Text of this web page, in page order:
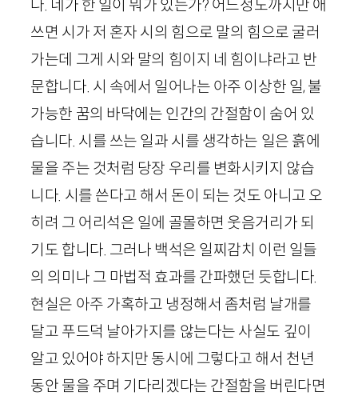
다. 네가 한 일이 뭐가 있는가? 어느정도까지만 애
쓰면 시가 저 혼자 시의 힘으로 말의 힘으로 굴러
가는데 그게 시와 말의 힘이지 네 힘이냐라고 반
문합니다. 시 속에서 일어나는 아주 이상한 일, 불
가능한 꿈의 바닥에는 인간의 간절함이 숨어 있
습니다. 시를 쓰는 일과 시를 생각하는 일은 흙에
물을 주는 것처럼 당장 우리를 변화시키지 않습
니다. 시를 쓴다고 해서 돈이 되는 것도 아니고 오
히려 그 어리석은 일에 골몰하면 웃음거리가 되
기도 합니다. 그러나 백석은 일찌감치 이런 일들
의 의미나 그 마법적 효과를 간파했던 듯합니다.
현실은 아주 가혹하고 냉정해서 좀처럼 날개를
달고 푸드덕 날아가지를 않는다는 사실도 깊이
알고 있어야 하지만 동시에 그렇다고 해서 천년
동안 물을 주며 기다리겠다는 간절함을 버린다면